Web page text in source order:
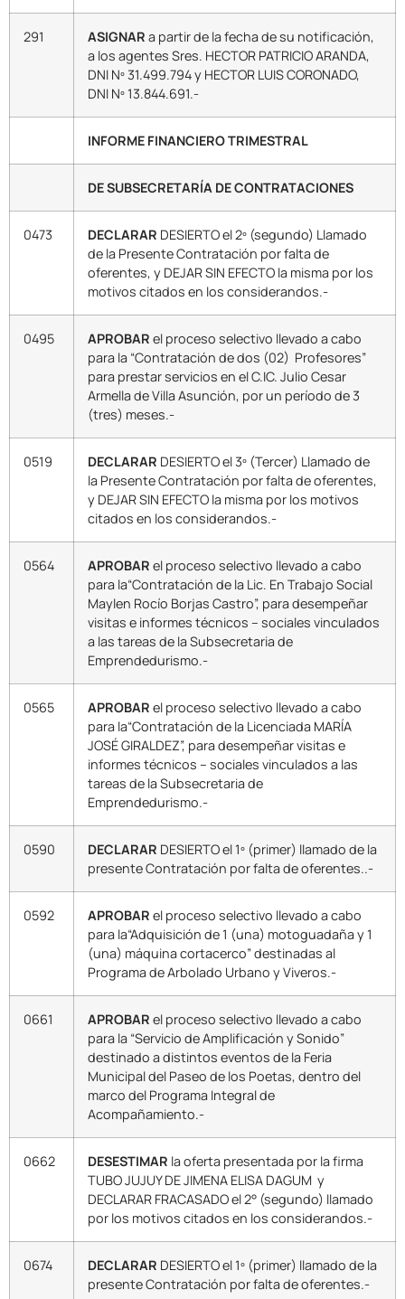
291 ASIGNAR a partir de la fecha de su notificación,
a los agentes Sres. HECTOR PATRICIO ARANDA,
DNI Nº 31.499.794 y HECTOR LUIS CORONADO,
DNI Nº 13.844.691.-
INFORME FINANCIERO TRIMESTRAL
DE SUBSECRETARÍA DE CONTRATACIONES
0473 DECLARAR DESIERTO el 2º (segundo) Llamado
de la Presente Contratación por falta de
oferentes, y DEJAR SIN EFECTO la misma por los
motivos citados en los considerandos.-
0495 APROBAR el proceso selectivo llevado a cabo
para la “Contratación de dos (02) Profesores”
para prestar servicios en el C.IC. Julio Cesar
Armella de Villa Asunción, por un período de 3
(tres) meses.-
0519 DECLARAR DESIERTO el 3º (Tercer) Llamado de
la Presente Contratación por falta de oferentes,
y DEJAR SIN EFECTO la misma por los motivos
citados en los considerandos.-
0564 APROBAR el proceso selectivo llevado a cabo
para la“Contratación de la Lic. En Trabajo Social
Maylen Rocío Borjas Castro”, para desempeñar
visitas e informes técnicos – sociales vinculados
a las tareas de la Subsecretaria de
Emprendedurismo.-
0565 APROBAR el proceso selectivo llevado a cabo
para la“Contratación de la Licenciada MARÍA
JOSÉ GIRALDEZ”, para desempeñar visitas e
informes técnicos – sociales vinculados a las
tareas de la Subsecretaria de
Emprendedurismo.-
0590 DECLARAR DESIERTO el 1º (primer) llamado de la
presente Contratación por falta de oferentes..-
0592 APROBAR el proceso selectivo llevado a cabo
para la“Adquisición de 1 (una) motoguadaña y 1
(una) máquina cortacerco” destinadas al
Programa de Arbolado Urbano y Viveros.-
0661 APROBAR el proceso selectivo llevado a cabo
para la “Servicio de Amplificación y Sonido”
destinado a distintos eventos de la Feria
Municipal del Paseo de los Poetas, dentro del
marco del Programa Integral de
Acompañamiento.-
0662 DESESTIMAR la oferta presentada por la firma
TUBO JUJUY DE JIMENA ELISA DAGUM y
DECLARAR FRACASADO el 2° (segundo) llamado
por los motivos citados en los considerandos.-
0674 DECLARAR DESIERTO el 1º (primer) llamado de la
presente Contratación por falta de oferentes.-